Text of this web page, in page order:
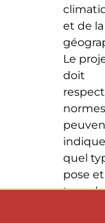
et de
Le
doit
quel
pose
type de